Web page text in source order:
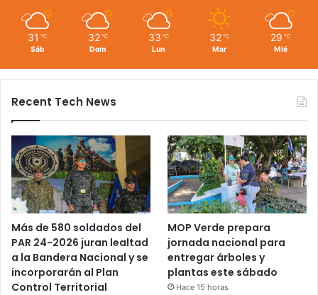
31 ℃
Sáb
32 ℃
Dom
33 ℃
Lun
32 ℃
Mar
29 ℃
Mié
Recent Tech News
Más de 580 soldados del
PAR 24-2026 juran lealtad
a la Bandera Nacional y se
incorporarán al Plan
Control Territorial
MOP Verde prepara
jornada nacional para
entregar árboles y
plantas este sábado
Hace 15 horas